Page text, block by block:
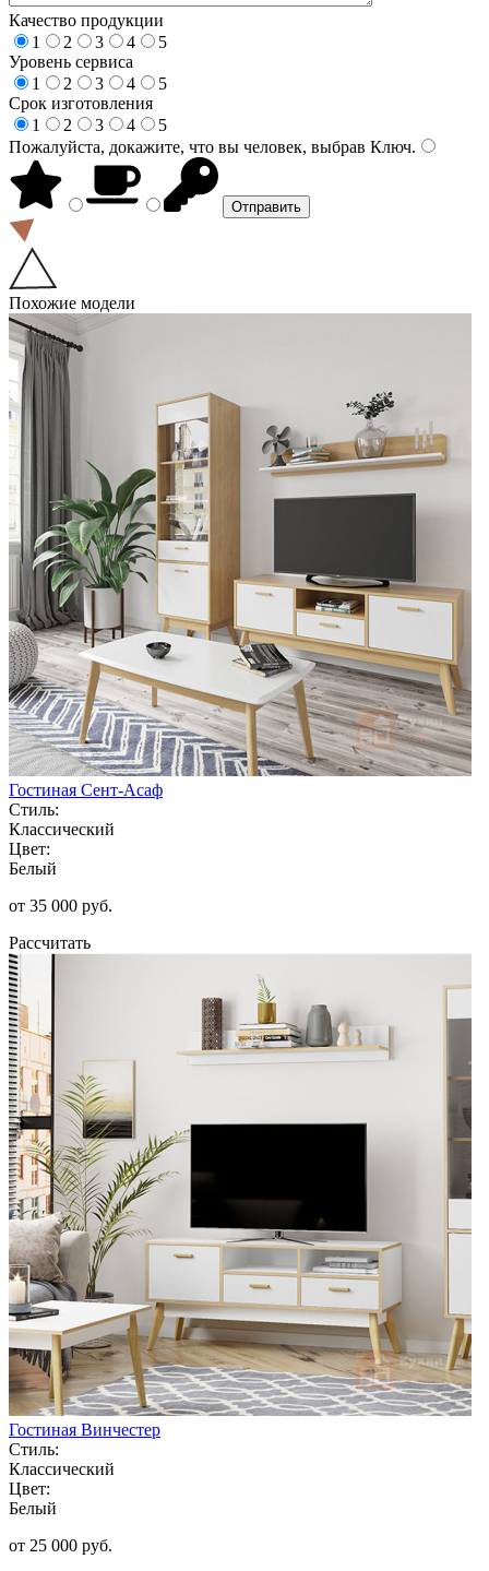
Качество продукции
1
2 3 4
5
Уровень сервиса
1
2 3 4
5
Срок изготовления
1
2 3 4
5
Пожалуйста, докажите, что вы человек, выбрав Ключ.
Похожие модели
Гостиная Сент-Асаф
Стиль:
Классический
Цвет:
Белый
от 35 000 руб.
Рассчитать
Гостиная Винчестер
Стиль:
Классический
Цвет:
Белый
от 25 000 руб.